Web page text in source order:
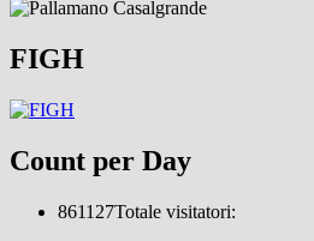
FIGH
Count per Day
861127Totale visitatori: